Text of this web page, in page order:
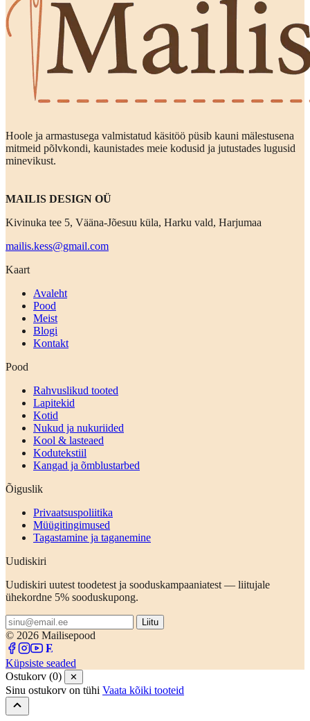
Hoole ja armastusega valmistatud käsitöö püsib kauni mälestusena
mitmeid põlvkondi, kaunistades meie kodusid ja jutustades lugusid
minevikust.
MAILIS DESIGN OÜ
Kivinuka tee 5, Vääna-Jõesuu küla, Harku vald, Harjumaa
mailis.kess@gmail.com
Kaart
Avaleht
Pood
Meist
Blogi
Kontakt
Pood
Rahvuslikud tooted
Lapitekid
Kotid
Nukud ja nukuriided
Kool & lasteaed
Kodutekstiil
Kangad ja õmblustarbed
Õiguslik
Privaatsuspoliitika
Müügitingimused
Tagastamine ja taganemine
Uudiskiri
Uudiskiri uutest toodetest ja sooduskampaaniatest — liitujale
ühekordne 5% sooduskupong.
Liitu
© 2026 Mailisepood
Küpsiste seaded
Ostukorv (0)
✕
Sinu ostukorv on tühi Vaata kõiki tooteid